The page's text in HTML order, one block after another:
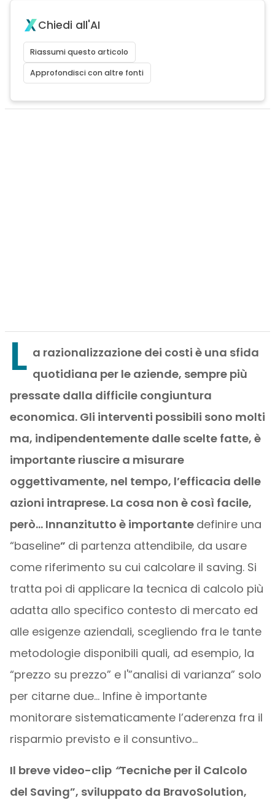
Chiedi all'AI
Riassumi questo articolo
Approfondisci con altre fonti
L a razionalizzazione dei costi è una sfida
quotidiana per le aziende, sempre più
pressate dalla difficile congiuntura
economica. Gli interventi possibili sono molti
ma, indipendentemente dalle scelte fatte, è
importante riuscire a misurare
oggettivamente, nel tempo, l’efficacia delle
azioni intraprese. La cosa non è così facile,
però… Innanzitutto è importante definire una
“baseline” di partenza attendibile, da usare
come riferimento su cui calcolare il saving. Si
tratta poi di applicare la tecnica di calcolo più
adatta allo specifico contesto di mercato ed
alle esigenze aziendali, scegliendo fra le tante
metodologie disponibili quali, ad esempio, la
“prezzo su prezzo” e l'”analisi di varianza” solo
per citarne due… Infine è importante
monitorare sistematicamente l’aderenza fra il
risparmio previsto e il consuntivo…
Il breve video-clip “Tecniche per il Calcolo
del Saving”, sviluppato da BravoSolution,